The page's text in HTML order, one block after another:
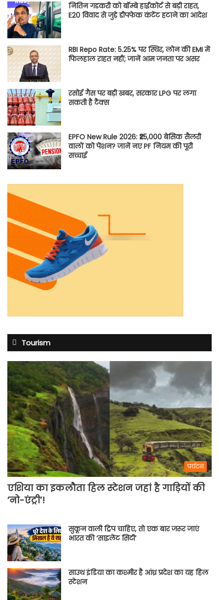
नितिन गडकरी को बॉम्बे हाईकोर्ट से बड़ी राहत,
E20 विवाद से जुड़े डीपफेक कंटेंट हटाने का आदेश
RBI Repo Rate: 5.25% पर स्थिर, लोन की EMI में
फिलहाल राहत नहीं; जानें आम जनता पर असर
रसोई गैस पर बड़ी खबर, सरकार LPG पर लगा
सकती है टैक्स
EPFO New Rule 2026: ₹25,000 बेसिक सैलरी
वालों को पेंशन? जानें नए PF नियम की पूरी
सच्चाई
Tourism
पर्यटन
एशिया का इकलौता हिल स्टेशन जहां है गाड़ियों की
‘नो-एंट्री’!
सुकून वाली ट्रिप चाहिए, तो एक बार जरूर जाएं
भारत की ‘साइलेंट सिटी’
साउथ इंडिया का कश्मीर है आंध्र प्रदेश का यह हिल
स्टेशन